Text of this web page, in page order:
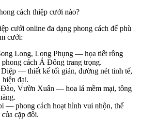
cách thiệp cưới nào?
cưới online đa dạng phong cách để phù
cưới:
Long, Long Phụng — họa tiết rồng
phong cách Á Đông trang trọng.
— thiết kế tối giản, đường nét tinh tế,
đại.
Vườn Xuân — hoa lá mềm mại, tông
— phong cách hoạt hình vui nhộn, thể
cặp đôi.